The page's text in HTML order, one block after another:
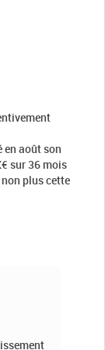
août son
sur 36 mois
plus cette